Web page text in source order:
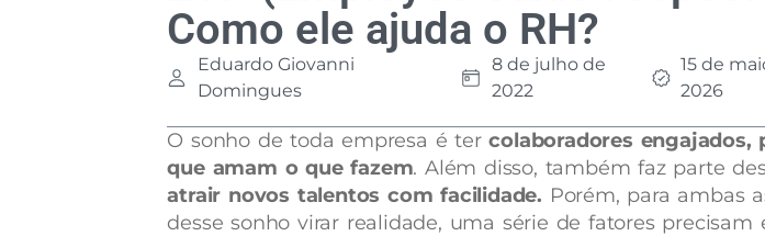
Como ele ajuda o RH?
Eduardo Giovanni
Domingues
8 de julho de
2022
15 de
2026
O sonho de toda empresa é tercolaboradores engajados,
que amam o que fazem. Além disso, também faz parte
atrair novos talentos com facilidade. Porém, para ambas
desse sonho virar realidade, uma série de fatores precisam